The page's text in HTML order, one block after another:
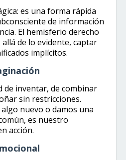
es una forma rápida
de información
El hemisferio derecho
de lo evidente, captar
implícitos.
de inventar, de combinar
sin restricciones.
nuevo o damos una
es nuestro
acción.